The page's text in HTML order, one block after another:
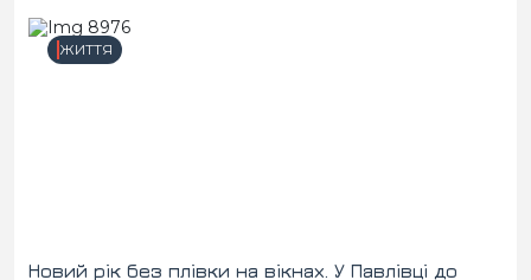
ЖИТТЯ
Новий рік без плівки на вікнах. У Павлівці до